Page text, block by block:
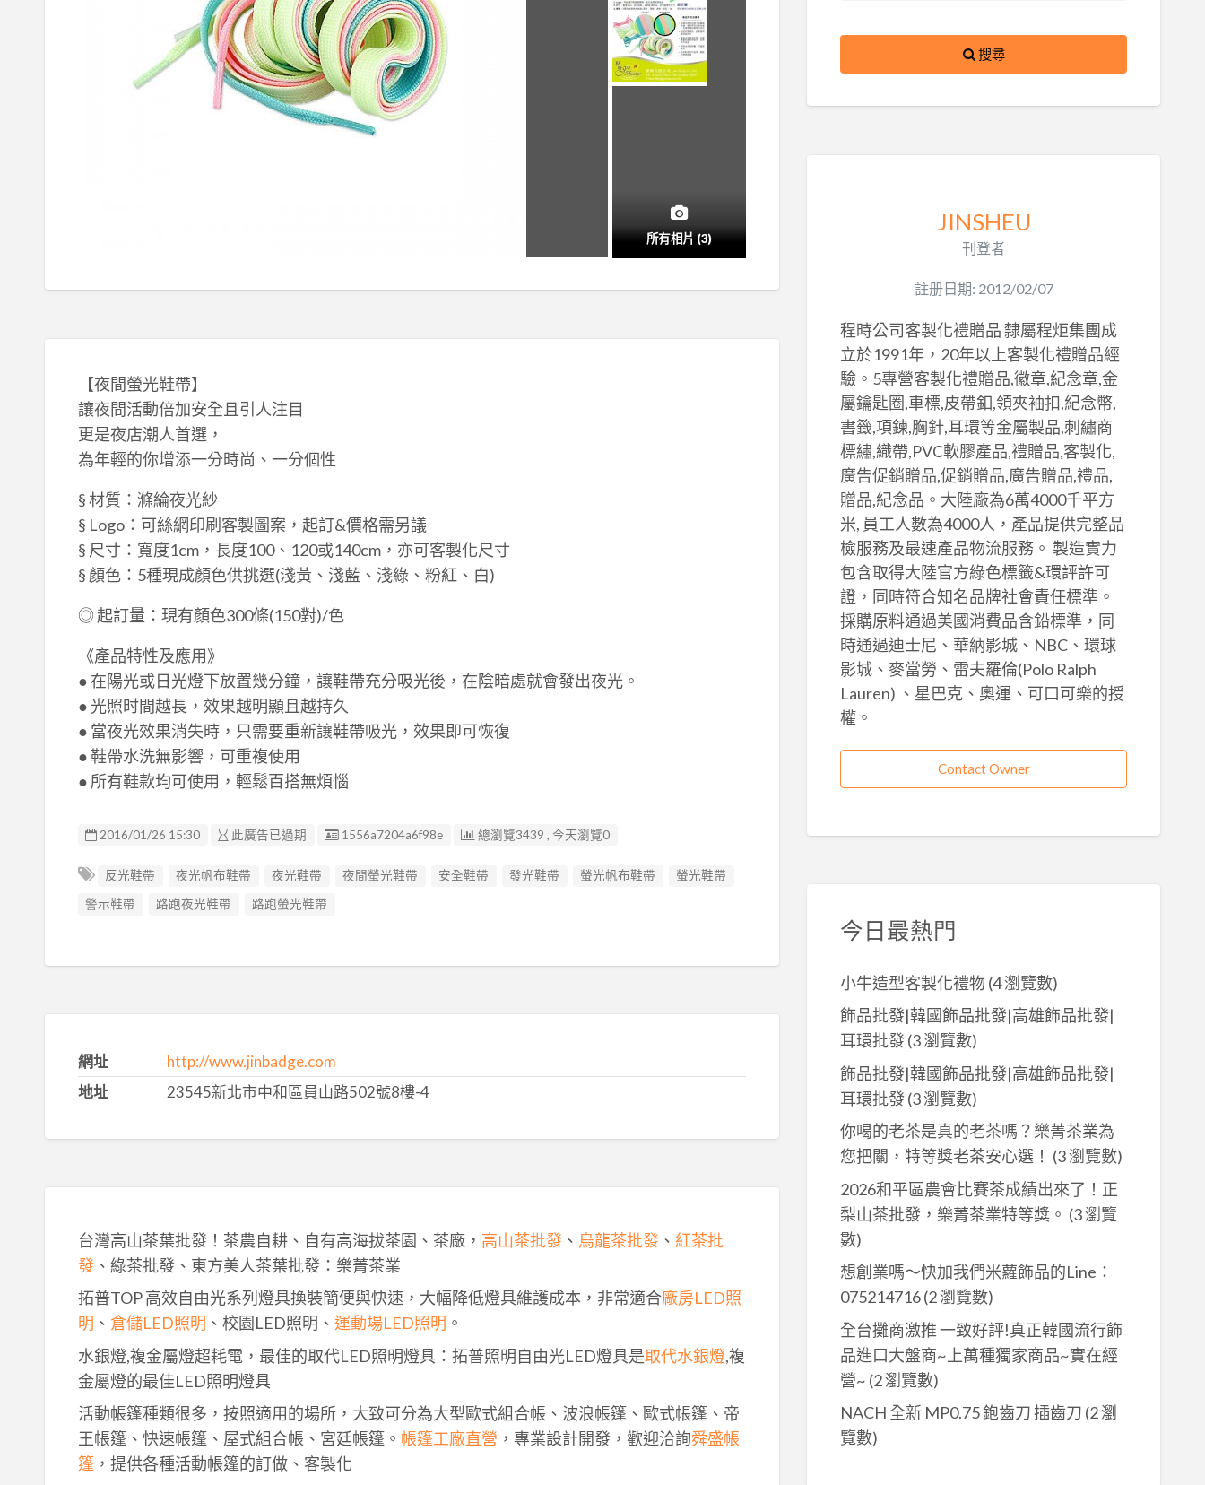
所有相片 (3)
【夜間螢光鞋帶】
讓夜間活動倍加安全且引人注目
更是夜店潮人首選，
為年輕的你增添一分時尚、一分個性
§ 材質：滌綸夜光紗
§ Logo：可絲網印刷客製圖案，起訂&價格需另議
§ 尺寸：寬度1cm，長度100、120或140cm，亦可客製化尺寸
§ 顏色：5種現成顏色供挑選(淺黃、淺藍、淺綠、粉紅、白)
◎ 起訂量：現有顏色300條(150對)/色
《產品特性及應用》
● 在陽光或日光燈下放置幾分鐘，讓鞋帶充分吸光後，在陰暗處就會發出夜光。
● 光照时間越長，效果越明顯且越持久
● 當夜光效果消失時，只需要重新讓鞋帶吸光，效果即可恢復
● 鞋帶水洗無影響，可重複使用
● 所有鞋款均可使用，輕鬆百搭無煩惱
2016/01/26 15:30 此廣告已過期 廣告编號
1556a7204a6f98e 總瀏覽3439 , 今天瀏覽0
反光鞋帶 夜光帆布鞋帶 夜光鞋帶 夜間螢光鞋帶 安全鞋帶 發光鞋帶 螢光帆布鞋帶
螢光鞋帶
警示鞋帶
路跑夜光鞋帶 路跑螢光鞋帶
網址
http://www.jinbadge.com
地址
23545新北市中和區員山路502號8樓-4
台灣高山茶葉批發！茶農自耕、自有高海拔茶園、茶廠， 高山茶批發、 烏龍茶批發、 紅茶批
發、綠茶批發、東方美人茶葉批發：樂菁茶業
拓普TOP 高效自由光系列燈具換裝簡便與快速，大幅降低燈具維護成本，非常適合廠房LED照
明 、 倉儲LED照明 、校園LED照明、 運動場LED照明 。
水銀燈,複金屬燈超耗電，最佳的取代LED照明燈具：拓普照明自由光LED燈具是取代水銀燈,複
金屬燈的最佳LED照明燈具
活動帳篷種類很多，按照適用的場所，大致可分為大型歐式組合帳、波浪帳篷、歐式帳篷、帝
王帳篷、快速帳篷、屋式組合帳、宮廷帳篷。 帳篷工廠直營 ，專業設計開發，歡迎洽詢舜盛帳
篷，提供各種活動帳篷的訂做、客製化
搜尋
JINSHEU
刊登者
註册日期: 2012/02/07
程時公司客製化禮贈品 隸屬程炬集團成
立於1991年，20年以上客製化禮贈品經
驗。5專營客製化禮贈品,徽章,紀念章,金
屬鑰匙圈,車標,皮帶釦,領夾袖扣,紀念幣,
書籤,項鍊,胸針,耳環等金屬製品,刺繡商
標繡,織帶,PVC軟膠產品,禮贈品,客製化,
廣告促銷贈品,促銷贈品,廣告贈品,禮品,
贈品,紀念品。大陸廠為6萬4000千平方
米, 員工人數為4000人，產品提供完整品
檢服務及最速產品物流服務。 製造實力
包含取得大陸官方綠色標籤&環評許可
證，同時符合知名品牌社會責任標準。
採購原料通過美國消費品含鉛標準，同
時通過迪士尼、華納影城、NBC、環球
影城、麥當勞、雷夫羅倫(Polo Ralph
Lauren) 、星巴克、奧運、可口可樂的授
權。
Contact Owner
今日最熱門
小牛造型客製化禮物 (4 瀏覽數)
飾品批發|韓國飾品批發|高雄飾品批發|
耳環批發(3 瀏覽數)
飾品批發|韓國飾品批發|高雄飾品批發|
耳環批發(3 瀏覽數)
你喝的老茶是真的老茶嗎？樂菁茶業為
您把關，特等獎老茶安心選！ (3 瀏覽數)
2026和平區農會比賽茶成績出來了！正
梨山茶批發，樂菁茶業特等獎。 (3 瀏覽
數)
想創業嗎～快加我們米蘿飾品的Line：
075214716(2 瀏覽數)
全台攤商激推 一致好評!真正韓國流行飾
品進口大盤商~上萬種獨家商品~實在經
營~ (2 瀏覽數)
NACH 全新 MP0.75 鉋齒刀 插齒刀 (2 瀏
覽數)